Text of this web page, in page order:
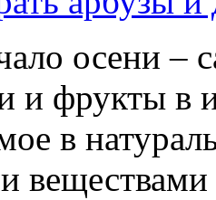
осени –
и фрукты в
в